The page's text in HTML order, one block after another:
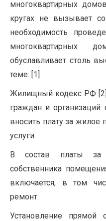
многоквартирных
кругах не вызывает
необходимость
многоквартирных
обуславливает столь
теме. [1]
Жилищный кодекс РФ [2]
граждан и
вносить плату за
услуги.
В состав платы
собственника
включается, в том
ремонт.
Установление прямой